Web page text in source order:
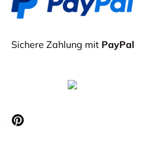
Sichere Zahlung mit PayPal